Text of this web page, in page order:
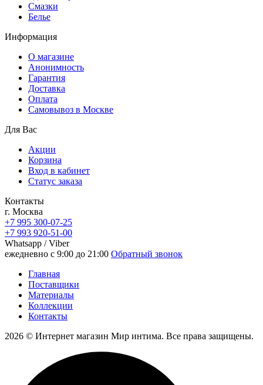
Смазки
Белье
Информация
О магазине
Анонимность
Гарантия
Доставка
Oплата
Самовывоз в Москве
Для Вас
Акции
Корзина
Вход в кабинет
Статус заказа
Контакты
г. Москва
+7 995 300-07-25
+7 993 920-51-00
Whatsapp / Viber
ежедневно с 9:00 до 21:00 Обратный звонок
Главная
Поставщики
Материалы
Коллекции
Контакты
2026 © Интернет магазин Мир интима. Все права защищены.